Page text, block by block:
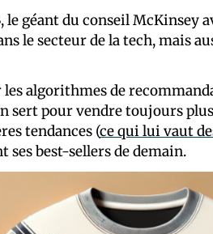
le géant du conseil McKinsey
le secteur de la tech, mais
algorithmes de
sert pour vendre toujours
tendances (ce qui lui vaut
best-sellers de demain.